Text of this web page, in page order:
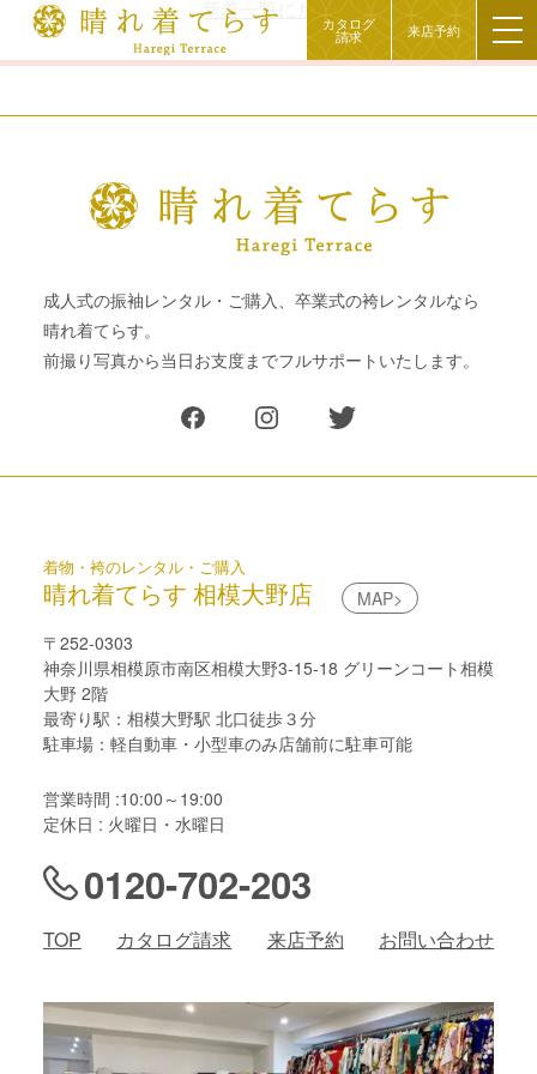
カタログ
請求 来店予約
新着一覧に戻る
成人式の振袖レンタル・ご購入、卒業式の袴レンタルなら
晴れ着てらす。
前撮り写真から当日お支度までフルサポートいたします。
着物・袴のレンタル・ご購入
晴れ着てらす 相模大野店
MAP>
〒252-0303
神奈川県相模原市南区相模大野3-15-18 グリーンコート相模
大野 2階
最寄り駅：相模大野駅 北口徒歩３分
駐車場：軽自動車・小型車のみ店舗前に駐車可能
営業時間 :10:00～19:00
定休日 : 火曜日・水曜日
0120-702-203
TOP カタログ請求 来店予約 お問い合わせ